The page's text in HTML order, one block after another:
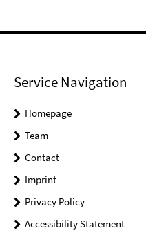
Service Navigation
Homepage
Team
Contact
Imprint
Privacy Policy
Accessibility Statement